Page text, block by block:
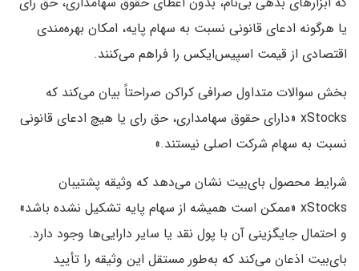
یا هرگونه ادعای قانونی نسبت به سهام پایه، امکان بهره‌مندی
اقتصادی از قیمت اسپیس‌ایکس را فراهم می‌کنند.
بخش سوالات متداول صرافی کراکن صراحتاً بیان می‌کند که
xStocks «دارای حقوق سهامداری، حق رای یا هیچ ادعای قانونی
نسبت به سهام شرکت اصلی نیستند.»
شرایط محصول بای‌بیت نشان می‌دهد که وثیقه پشتیبان
xStocks «ممکن است همیشه از سهام پایه تشکیل نشده باشد»
و احتمال جایگزینی آن با پول نقد یا سایر دارایی‌ها وجود دارد.
بای‌بیت اذعان می‌کند که به‌طور مستقل این وثیقه را تأیید